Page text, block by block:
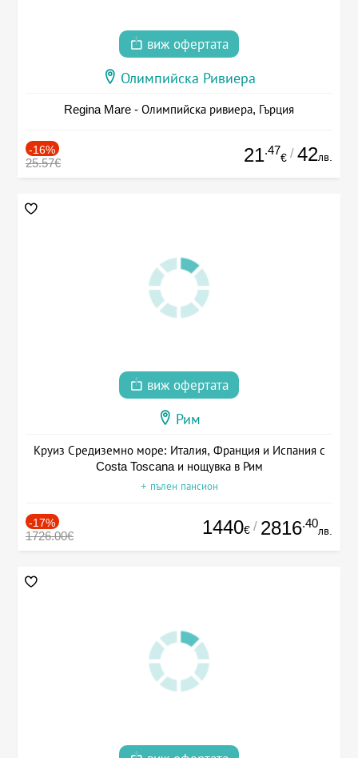
виж офертата
Олимпийска Ривиера
Regina Mare - Олимпийска ривиера, Гърция
-16%
25.57€ 21.47
€ / 42лв.
виж офертата
Рим
Круиз Средиземно море: Италия, Франция и Испания с
Costa Toscana и нощувка в Рим
+ пълен пансион
-17%
1726.00€ 1440€ / 2816.40
лв.